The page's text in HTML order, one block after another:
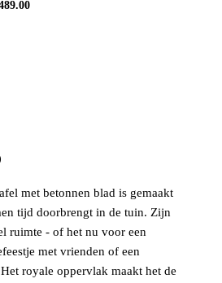
met betonnen blad is gemaakt
tijd doorbrengt in de tuin. Zijn
ruimte - of het nu voor een
met vrienden of een
royale oppervlak maakt het de